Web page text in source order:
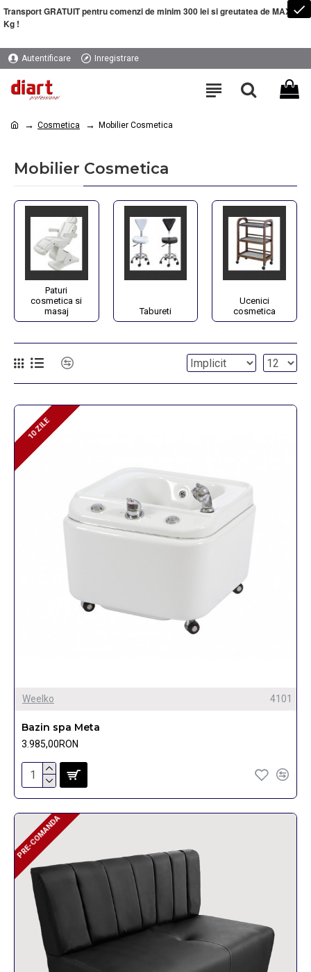
Transport GRATUIT pentru comenzi de minim 300 lei si greutatea de MAXIM 5
Kg !
Autentificare Inregistrare
Cosmetica Mobilier Cosmetica
Mobilier Cosmetica
Paturi
cosmetica si
masaj
Tabureti
Ucenici
cosmetica
10 ZILE
10 ZILE
Weelko 4101
Bazin spa Meta
3.985,00RON
PRE-COMANDA
PRE-COMANDA